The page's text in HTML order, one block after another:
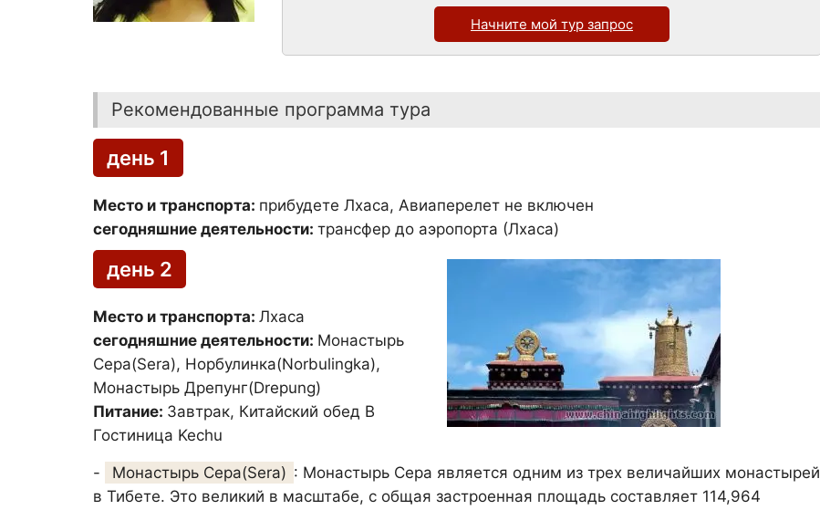
Начните мой тур запрос
Рекомендованные программа тура
день 1
Место и транспорта: прибудете Лхаса, Авиаперелет не включен
сегодняшние деятельности: трансфер до аэропорта (Лхаса)
день 2
Место и транспорта: Лхаса
сегодняшние деятельности: Монастырь
Сера(Sera), Норбулинка(Norbulingka),
Монастырь Дрепунг(Drepung)
Питание: Завтрак, Китайский обед В
Гостиница Kechu
- Монастырь Сера(Sera) : Монастырь Сера является одним из трех величайших монастырей
в Тибете. Это великий в масштабе, с общая застроенная площадь составляет 114,964